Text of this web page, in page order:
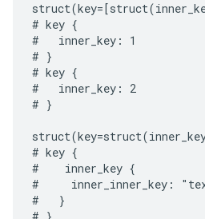
# key {
#   inner_key: 1
# }
# key {
#   inner_key: 2
# }
# key {
#    inner_key {
#     inner_inner_key:
#   }